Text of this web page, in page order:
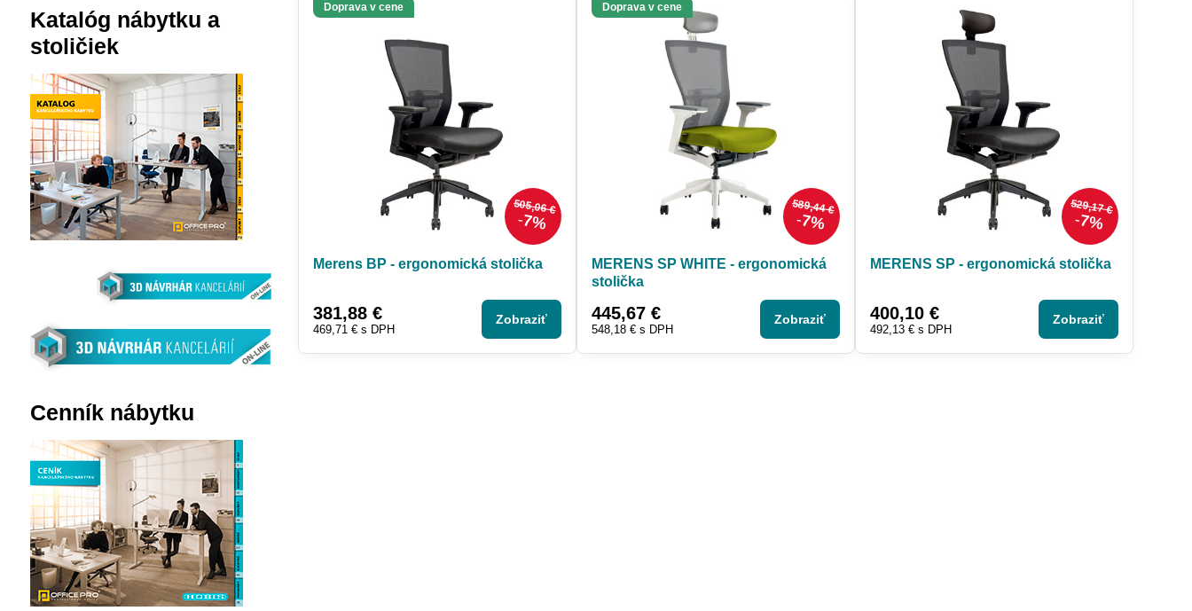
505,06 €
7%
Doprava v cene
Merens BP - ergonomická stolička
381,88 €
469,71 €s DPH
Zobraziť
589,44 €
7%
Doprava v cene
MERENS SP WHITE - ergonomická
stolička
445,67 €
548,18 €s DPH
Zobraziť
529,17 €
7%
MERENS SP - ergonomická stolička
400,10 €
492,13 €s DPH
Zobraziť
Katalóg nábytku a
stoličiek
Cenník nábytku